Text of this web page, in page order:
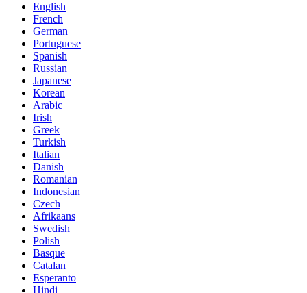
English
French
German
Portuguese
Spanish
Russian
Japanese
Korean
Arabic
Irish
Greek
Turkish
Italian
Danish
Romanian
Indonesian
Czech
Afrikaans
Swedish
Polish
Basque
Catalan
Esperanto
Hindi